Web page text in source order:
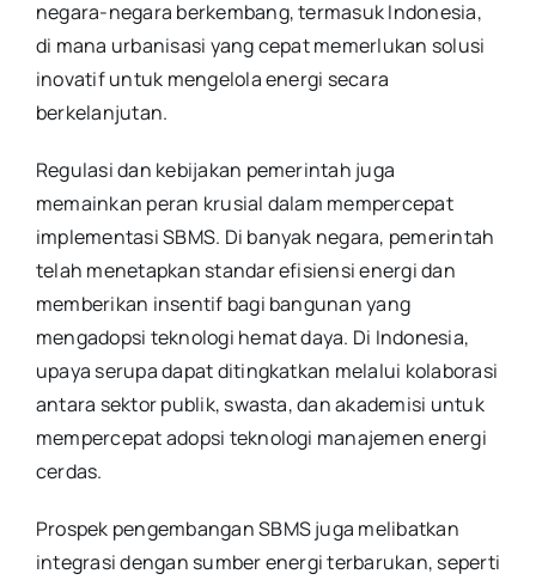
negara-negara berkembang, termasuk Indonesia,
di mana urbanisasi yang cepat memerlukan solusi
inovatif untuk mengelola energi secara
berkelanjutan.
Regulasi dan kebijakan pemerintah juga
memainkan peran krusial dalam mempercepat
implementasi SBMS. Di banyak negara, pemerintah
telah menetapkan standar efisiensi energi dan
memberikan insentif bagi bangunan yang
mengadopsi teknologi hemat daya. Di Indonesia,
upaya serupa dapat ditingkatkan melalui kolaborasi
antara sektor publik, swasta, dan akademisi untuk
mempercepat adopsi teknologi manajemen energi
cerdas.
Prospek pengembangan SBMS juga melibatkan
integrasi dengan sumber energi terbarukan, seperti